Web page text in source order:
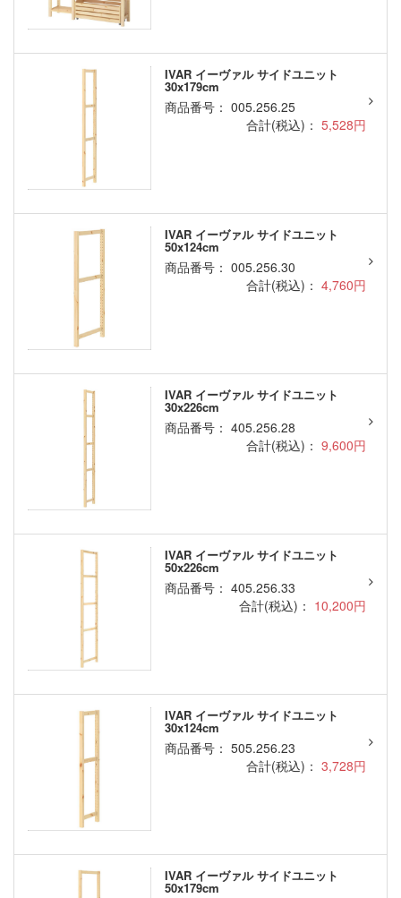
IVAR イーヴァル サイドユニット
30x179cm
商品番号： 005.256.25
合計(税込)： 5,528円
IVAR イーヴァル サイドユニット
50x124cm
商品番号： 005.256.30
合計(税込)： 4,760円
IVAR イーヴァル サイドユニット
30x226cm
商品番号： 405.256.28
合計(税込)： 9,600円
IVAR イーヴァル サイドユニット
50x226cm
商品番号： 405.256.33
合計(税込)： 10,200円
IVAR イーヴァル サイドユニット
30x124cm
商品番号： 505.256.23
合計(税込)： 3,728円
IVAR イーヴァル サイドユニット
50x179cm